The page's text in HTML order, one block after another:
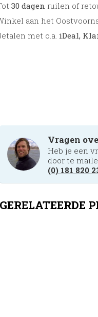
30 dagen ruilen of
aan het
met o.a. iDeal,
Vragen
Heb je een
door te
(0) 181 820
GERELATEERDE